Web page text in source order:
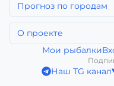
Прогноз по городам
О проекте
Мои рыбалки
Наш TG канал